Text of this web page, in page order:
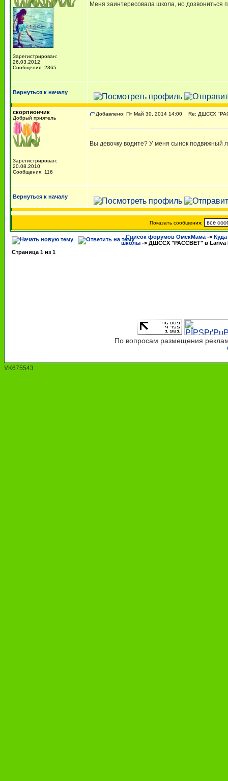
Зарегистрирован:
26.03.2012
Сообщения: 2365
Меня заинтересовала школа, но дозвониться
Вернуться к началу
скорпиончик
Добрый приятель
Зарегистрирован:
20.08.2010
Сообщения: 116
Добавлено: Пт Май 30, 2014 14:00 Re: ДШССХ
Вы девочку водите? У меня сынок подвижный
Вернуться к началу
Показать сообщения:
Список форумов ОмскМама -> Куда
школы -> ДШССХ "РАССВЕТ" в Lariva
Страница 1 из 1
По вопросам размещения
VK675543